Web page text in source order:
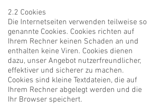
2.2 Cookies
Die Internetseiten verwenden teilweise so
genannte Cookies. Cookies richten auf
Ihrem Rechner keinen Schaden an und
enthalten keine Viren. Cookies dienen
dazu, unser Angebot nutzerfreundlicher,
effektiver und sicherer zu machen.
Cookies sind kleine Textdateien, die auf
Ihrem Rechner abgelegt werden und die
Ihr Browser speichert.